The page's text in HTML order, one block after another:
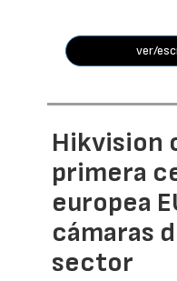
ver/
Hikvision
primera
europea
cámaras
sector